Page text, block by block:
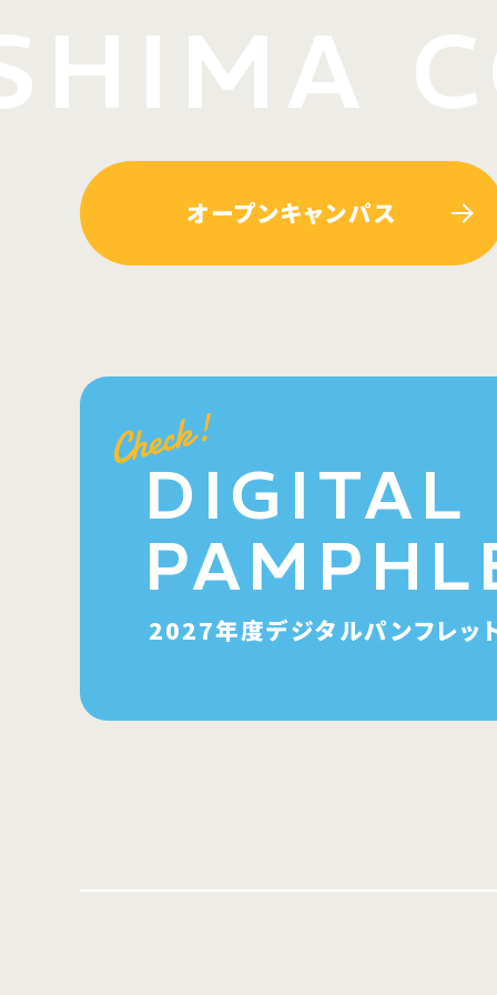
オープンキャンパス
DIGITAL
2027年度デジタルパンフレッ